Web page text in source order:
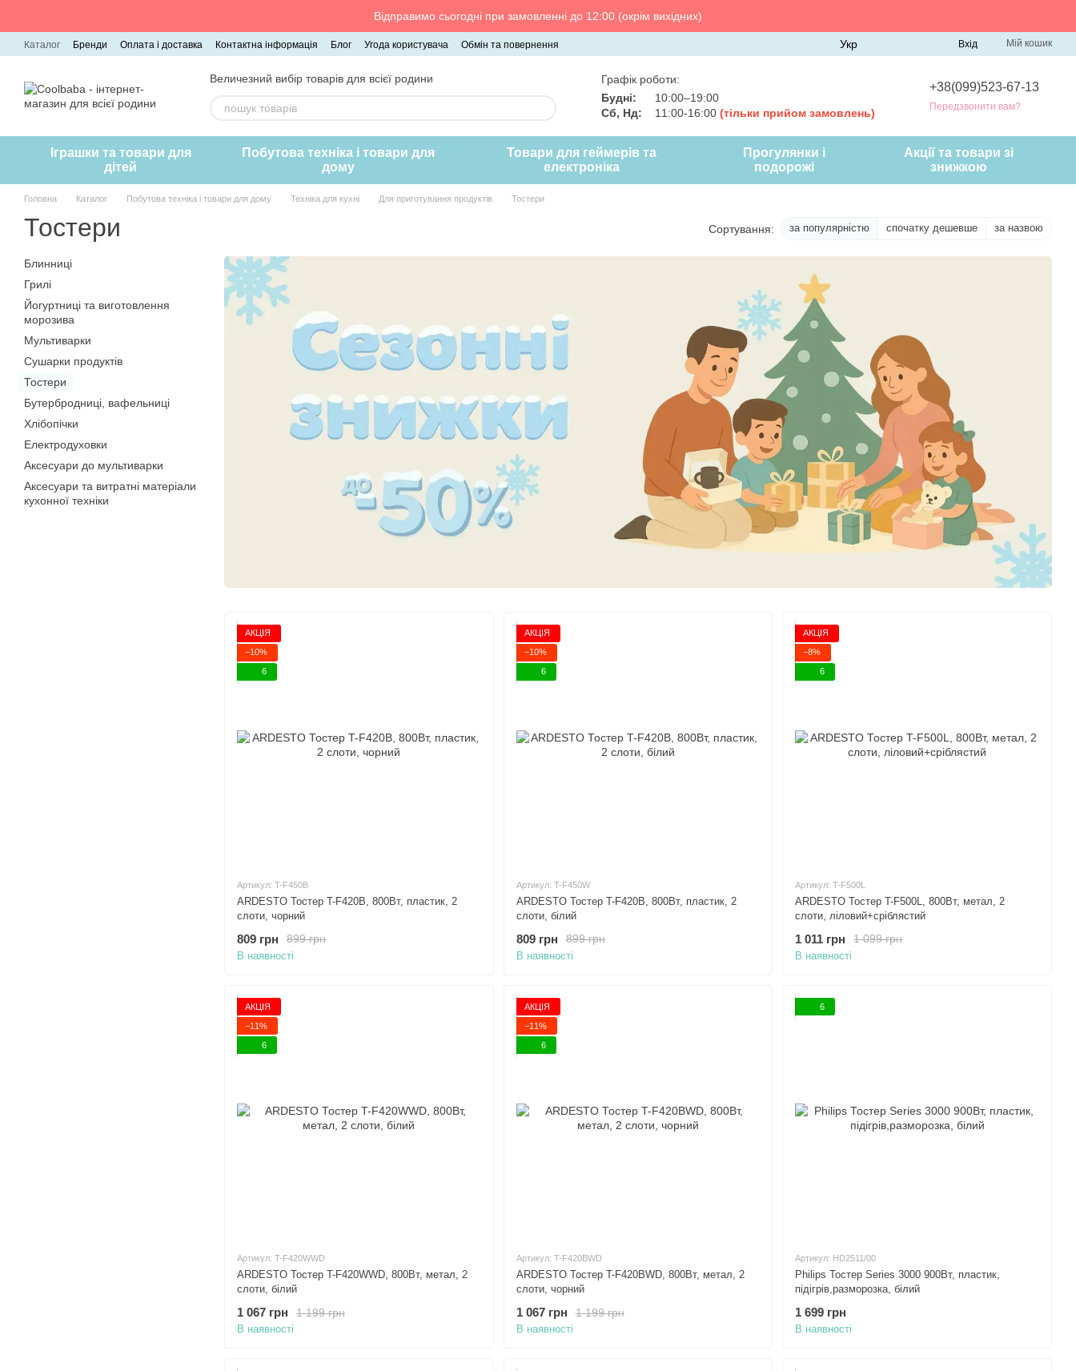
Відправимо сьогодні при замовленні до 12:00 (окрім вихідних)
Каталог Бренди Оплата і доставка Контактна інформація Блог Угода користувача Обмін та повернення Укр Вхід Мій кошик
Величезний вибір товарів для всієї родини
Графік роботи:
Будні:
10:00–19:00
Сб, Нд:
11:00-16:00 (тільки прийом замовлень)
+38(099)523-67-13
Передзвонити вам?
Іграшки та товари для
дітей
Побутова техніка і товари для
дому
Товари для геймерів та
електроніка
Прогулянки і
подорожі
Акції та товари зі
знижкою
Головна Каталог Побутова техніка і товари для дому Техніка для кухні Для приготування продуктів Тостери
Тостери Сортування: за популярністю спочатку дешевше за назвою
АКЦІЯ
−10%
6
Артикул: T-F450B
ARDESTO Тостер T-F420B, 800Вт, пластик, 2
слоти, чорний
899 грн
809 грн
В наявності
АКЦІЯ
−10%
6
Артикул: T-F450W
ARDESTO Тостер T-F420B, 800Вт, пластик, 2
слоти, білий
899 грн
809 грн
В наявності
АКЦІЯ
−8%
6
Артикул: T-F500L
ARDESTO Тостер T-F500L, 800Вт, метал, 2
слоти, ліловий+сріблястий
1 099 грн
1 011 грн
В наявності
АКЦІЯ
−11%
6
Артикул: T-F420WWD
ARDESTO Тостер T-F420WWD, 800Вт, метал, 2
слоти, білий
1 199 грн
1 067 грн
В наявності
АКЦІЯ
−11%
6
Артикул: T-F420BWD
ARDESTO Тостер T-F420BWD, 800Вт, метал, 2
слоти, чорний
1 199 грн
1 067 грн
В наявності
6
Артикул: HD2511/00
Philips Тостер Series 3000 900Вт, пластик,
підігрів,разморозка, білий
1 699 грн
В наявності
Блинниці
Грилі
Йогуртниці та виготовлення
морозива
Мультиварки
Сушарки продуктів
Тостери
Бутербродниці, вафельниці
Хлібопічки
Електродуховки
Аксесуари до мультиварки
Аксесуари та витратні матеріали
кухонної техніки